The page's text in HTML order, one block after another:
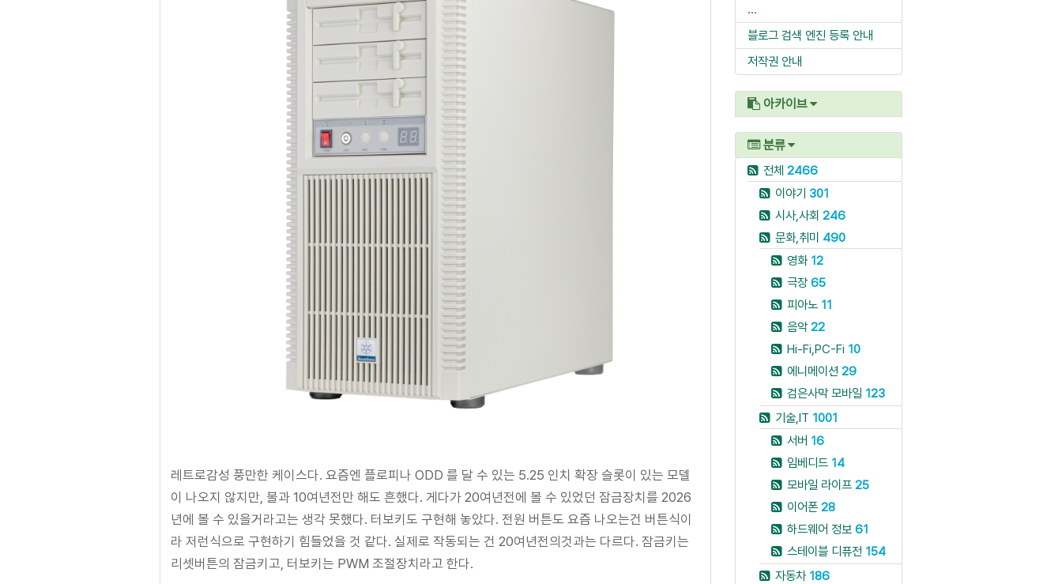
레트로감성 풍만한 케이스다. 요즘엔 플로피나 ODD 를 달 수 있는 5.25 인치 확장 슬롯이 있는 모델
이 나오지 않지만, 불과 10여년전만 해도 흔했다. 게다가 20여년전에 볼 수 있었던 잠금장치를 2026
년에 볼 수 있을거라고는 생각 못했다. 터보키도 구현해 놓았다. 전원 버튼도 요즘 나오는건 버튼식이
라 저런식으로 구현하기 힘들었을 것 같다. 실제로 작동되는 건 20여년전의것과는 다르다. 잠금키는
리셋버튼의 잠금키고, 터보키는 PWM 조절장치라고 한다.
...
블로그 검색 엔진 등록 안내
저작권 안내
아카이브
분류
전체 2466
이야기 301
시사,사회 246
문화,취미 490
영화 12
극장65
피아노 11
음악22
Hi-Fi,PC-Fi 10
에니메이션 29
검은사막 모바일 123
기술,IT 1001
서버 16
임베디드 14
모바일 라이프 25
이어폰 28
하드웨어 정보 61
스테이블 디퓨전 154
자동차 186